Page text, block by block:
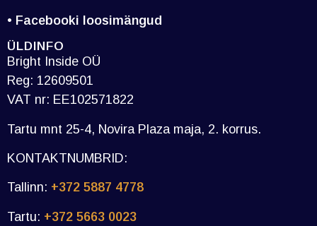
• Facebooki loosimängud
ÜLDINFO
Bright Inside OÜ
Reg: 12609501
VAT nr: EE102571822
Tartu mnt 25-4, Novira Plaza maja, 2. korrus.
KONTAKTNUMBRID:
Tallinn: +372 5887 4778
Tartu: +372 5663 0023